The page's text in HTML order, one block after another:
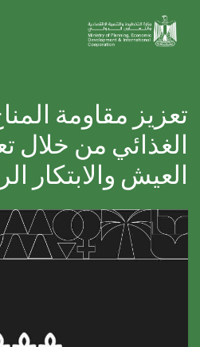
تعزيز مقاومة
الغذائي من خلال
العيش والابتكار